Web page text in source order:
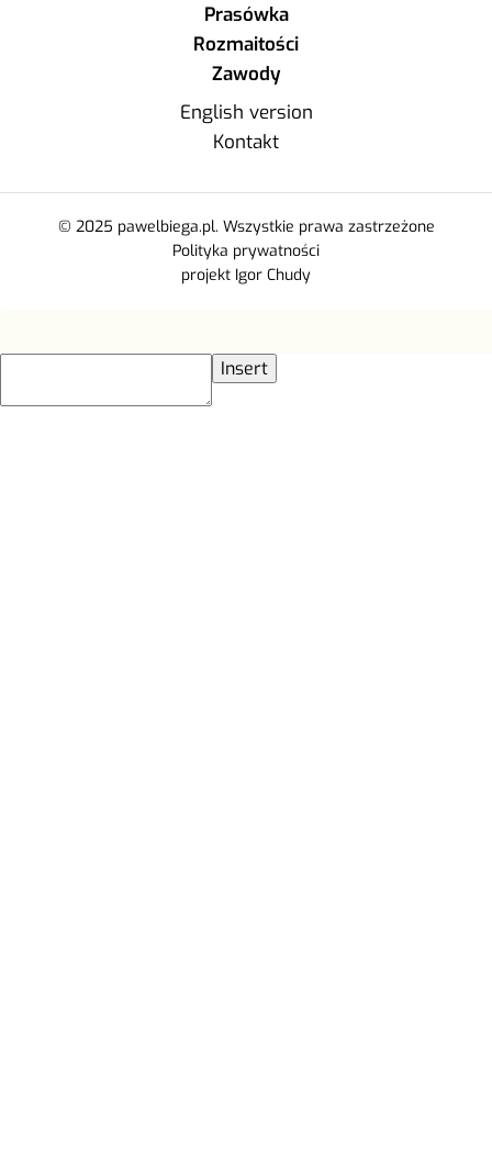
Prasówka
Rozmaitości
Zawody
English version
Kontakt
© 2025 pawelbiega.pl. Wszystkie prawa zastrzeżone
Polityka prywatności
projekt Igor Chudy
Insert